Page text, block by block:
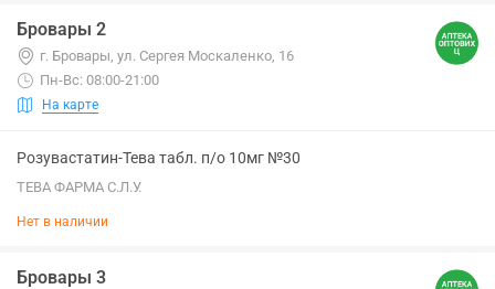
Бровары 2
г. Бровары, ул. Сергея Москаленко, 16
Пн-Вс: 08:00-21:00
На карте
Розувастатин-Тева табл. п/о 10мг №30
ТЕВА ФАРМА С.Л.У.
Нет в наличии
Бровары 3